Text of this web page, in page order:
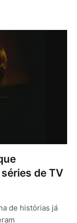
de TV
de histórias já